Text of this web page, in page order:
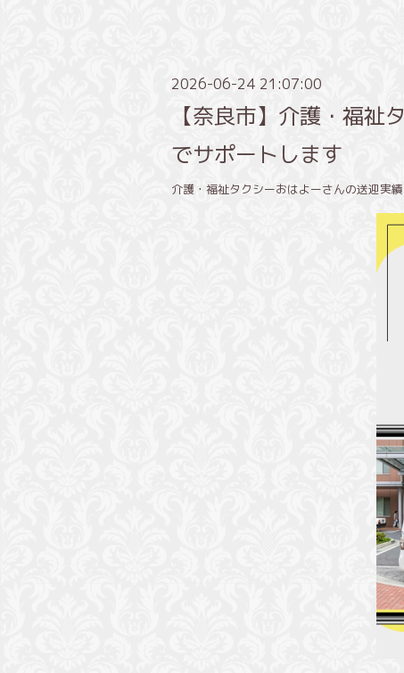
2026-06-24 21:07:00
【奈良市】介護・福
でサポートします
介護・福祉タクシーおはよーさんの送迎実績